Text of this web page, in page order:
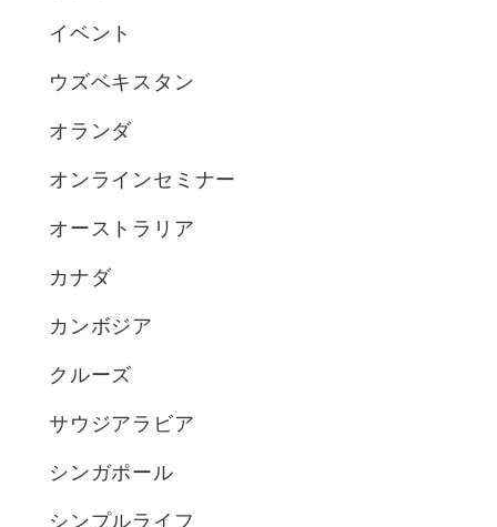
イベント
ウズベキスタン
オランダ
オンラインセミナー
オーストラリア
カナダ
カンボジア
クルーズ
サウジアラビア
シンガポール
シンプルライフ